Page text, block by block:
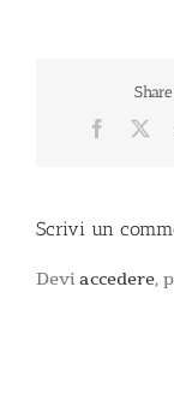
Scrivi un
Devi accedere,